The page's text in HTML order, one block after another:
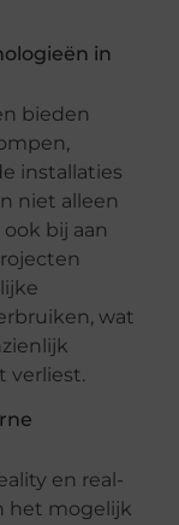
in
bieden
installaties
niet alleen
bij aan
wat
verliest.
en real-
het mogelijk